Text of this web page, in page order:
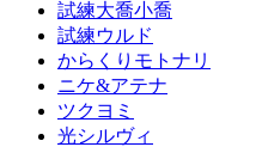
試練大喬小喬
試練ウルド
からくりモトナリ
ニケ&アテナ
ツクヨミ
光シルヴィ